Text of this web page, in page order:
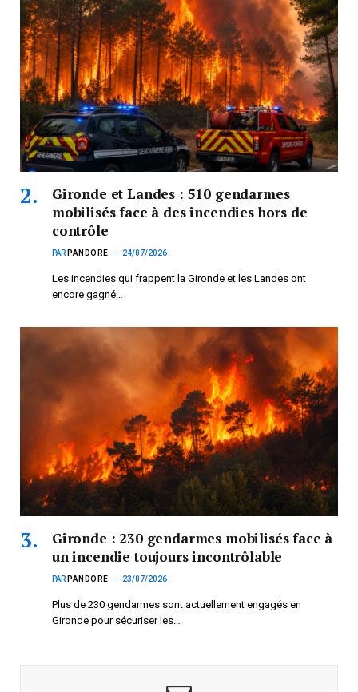
Gironde et Landes : 510 gendarmes
mobilisés face à des incendies hors de
contrôle
PAR PANDORE 24/07/2026
Les incendies qui frappent la Gironde et les Landes ont
encore gagné…
Gironde : 230 gendarmes mobilisés face à
un incendie toujours incontrôlable
PAR PANDORE 23/07/2026
Plus de 230 gendarmes sont actuellement engagés en
Gironde pour sécuriser les…